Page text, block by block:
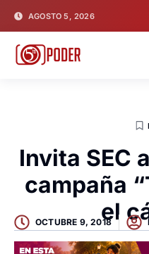
AGOSTO 5, 2026
Invita SEC
campaña
el
OCTUBRE 9, 2018